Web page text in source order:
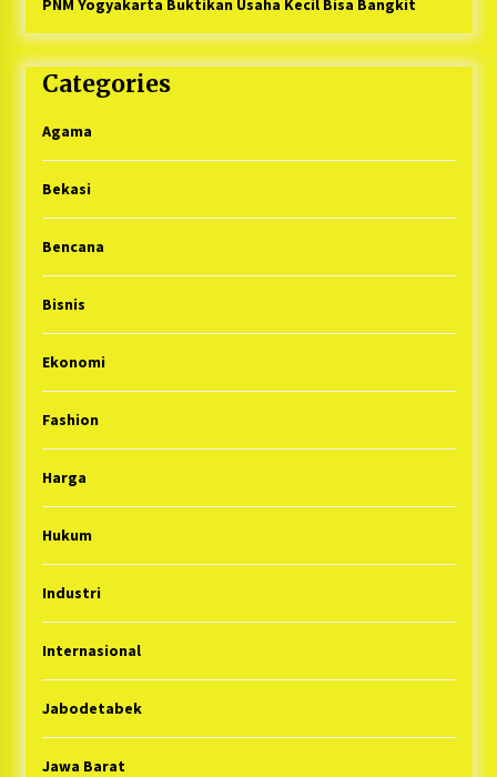
Categories
Agama
Bekasi
Bencana
Bisnis
Ekonomi
Fashion
Harga
Hukum
Industri
Internasional
Jabodetabek
Jawa Barat